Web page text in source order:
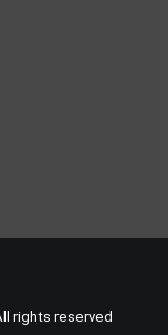
rights reserved